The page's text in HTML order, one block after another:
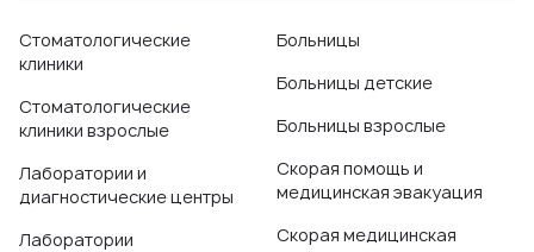
Стоматологические
клиники
Стоматологические
клиники взрослые
Лаборатории и
диагностические центры
Лаборатории
Больницы
Больницы детские
Больницы взрослые
Скорая помощь и
медицинская эвакуация
Скорая медицинская